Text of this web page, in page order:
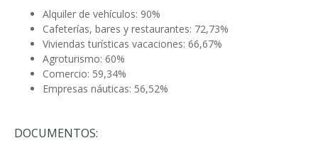
Alquiler de vehículos: 90%
Cafeterías, bares y restaurantes: 72,73%
Viviendas turísticas vacaciones: 66,67%
Agroturismo: 60%
Comercio: 59,34%
Empresas náuticas: 56,52%
DOCUMENTOS: